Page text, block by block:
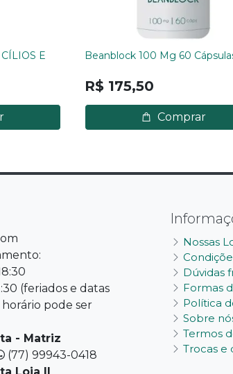
E
Beanblock 100 Mg 60
R$ 175,50
Comprar
Nossas
Dúvidas
Formas
Política
Sobre
Termos
Trocas e
(feriados e datas
pode ser
- Matriz
(77) 99943-0418